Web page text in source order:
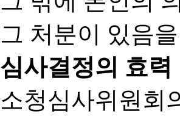
그 처분이 있음
심사결정의 효력
소청심사위원회